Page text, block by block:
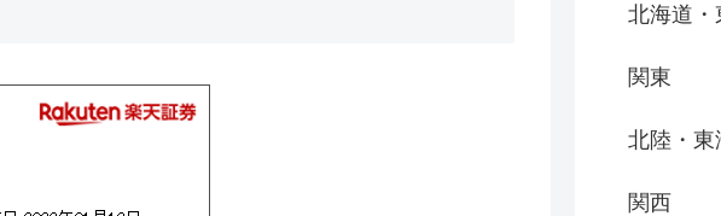
北海道・
関東
北陸・東
関西